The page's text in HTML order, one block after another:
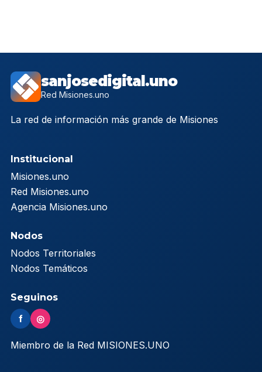
sanjosedigital.uno
Red Misiones.uno
La red de información más grande de Misiones
Institucional
Misiones.uno
Red Misiones.uno
Agencia Misiones.uno
Nodos
Nodos Territoriales
Nodos Temáticos
Seguinos
f ◎
Miembro de la Red MISIONES.UNO